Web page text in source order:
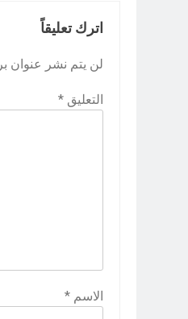
اترك تعليقاً
لن يتم نشر عنوان
التعليق *
الاسم *